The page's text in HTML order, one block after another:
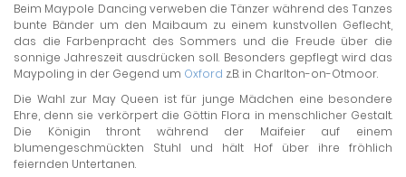
Beim Maypole Dancing verweben die Tänzer während des Tanzes
bunte Bänder um den Maibaum zu einem kunstvollen Geflecht,
das die Farbenpracht des Sommers und die Freude über die
sonnige Jahreszeit ausdrücken soll. Besonders gepflegt wird das
Maypoling in der Gegend um Oxford z.B. in Charlton-on-Otmoor.
Die Wahl zur May Queen ist für junge Mädchen eine besondere
Ehre, denn sie verkörpert die Göttin Flora in menschlicher Gestalt.
Die Königin thront während der Maifeier auf einem
blumengeschmückten Stuhl und hält Hof über ihre fröhlich
feiernden Untertanen.